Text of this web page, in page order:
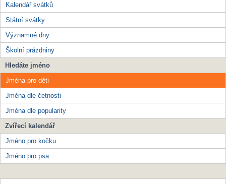
Kalendář svátků
Státní svátky
Významné dny
Školní prázdniny
Hledáte jméno
Jména pro děti
Jména dle četnosti
Jména dle popularity
Zvířecí kalendář
Jméno pro kočku
Jméno pro psa